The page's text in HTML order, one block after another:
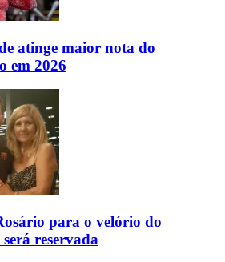
atinge maior nota do
em 2026
para o velório do
reservada